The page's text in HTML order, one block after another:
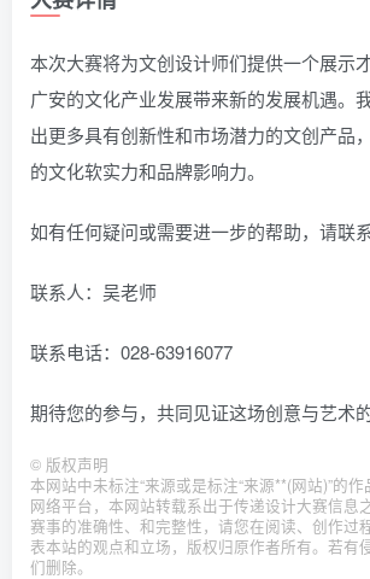
本次大赛将为文创设计师们提供一个展示
广安的文化产业发展带来新的发展机遇。
出更多具有创新性和市场潜力的文创产品
的文化软实力和品牌影响力。
如有任何疑问或需要进一步的帮助，请联
联系人：吴老师
联系电话：028-63916077
期待您的参与，共同见证这场创意与艺术的
© 版权声明
本网站中未标注“来源或是标注“来源**(网站)”的
网络平台，本网站转载系出于传递设计大赛信息
赛事的准确性、和完整性，请您在阅读、创作过
表本站的观点和立场，版权归原作者所有。若有
们删除。